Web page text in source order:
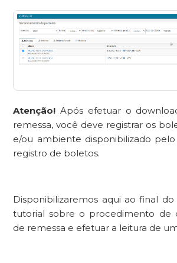
Atenção! Após efetuar o
remessa, você deve registrar os
e/ou ambiente disponibilizado
registro de boletos.
Disponibilizaremos aqui ao final
tutorial sobre o procedimento de
de remessa e efetuar a leitura de